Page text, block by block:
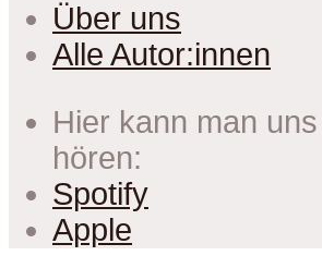
Über uns
Alle Autor:innen
Hier kann man
hören:
Spotify
Apple